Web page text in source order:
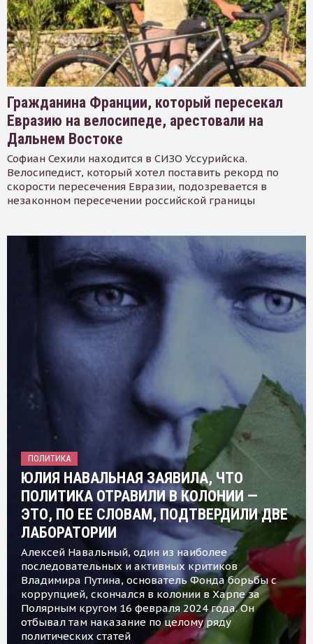
Гражданина Франции, который пересекал
Евразию на велосипеде, арестовали на
Дальнем Востоке
Софиан Сехили находится в СИЗО Уссурийска.
Велосипедист, который хотел поставить рекорд по
скорости пересечения Евразии, подозревается в
незаконном пересечении российской границы
ПОЛИТИКА
ЮЛИЯ НАВАЛЬНАЯ ЗАЯВИЛА, ЧТО
ПОЛИТИКА ОТРАВИЛИ В КОЛОНИИ —
ЭТО, ПО ЕЕ СЛОВАМ, ПОДТВЕРДИЛИ ДВЕ
ЛАБОРАТОРИИ
Алексей Навальный, один из наиболее
последовательных и активных критиков
Владимира Путина, основатель Фонда борьбы с
коррупцией, скончался в колонии в Харпе за
Полярным кругом 16 февраля 2024 года. Он
отбывал там наказание по целому ряду
политических статей